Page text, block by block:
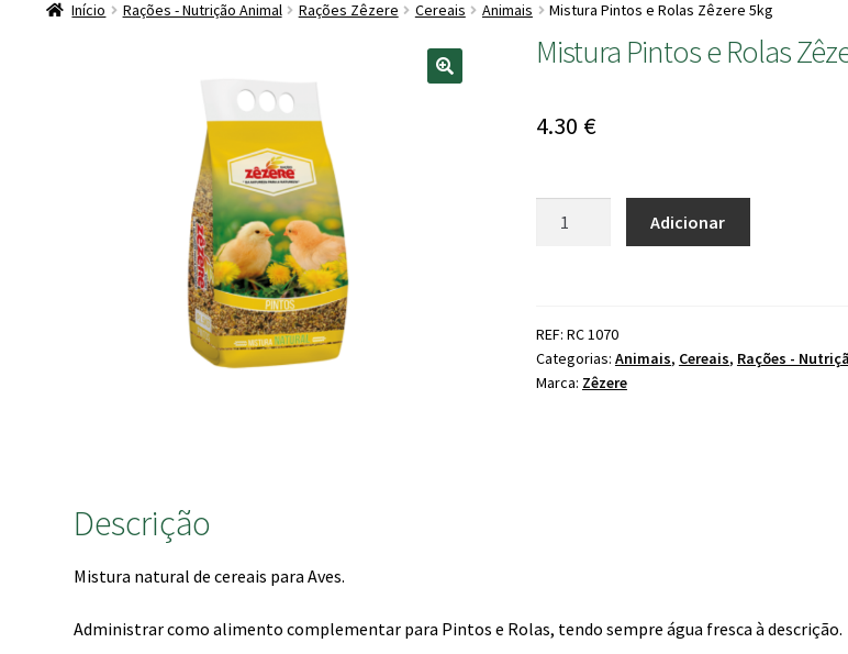
Início Rações - Nutrição Animal Rações Zêzere Cereais Animais Mistura Pintos e Rolas Zêzere 5kg
Mistura Pintos e Rolas
4.30 €
Rolas
Zêzere
Adicionar
REF: RC 1070
Categorias: Animais, Cereais, Rações -
Marca: Zêzere
Descrição
Mistura natural de cereais para Aves.
Administrar como alimento complementar para Pintos e Rolas, tendo sempre água fresca à descrição.